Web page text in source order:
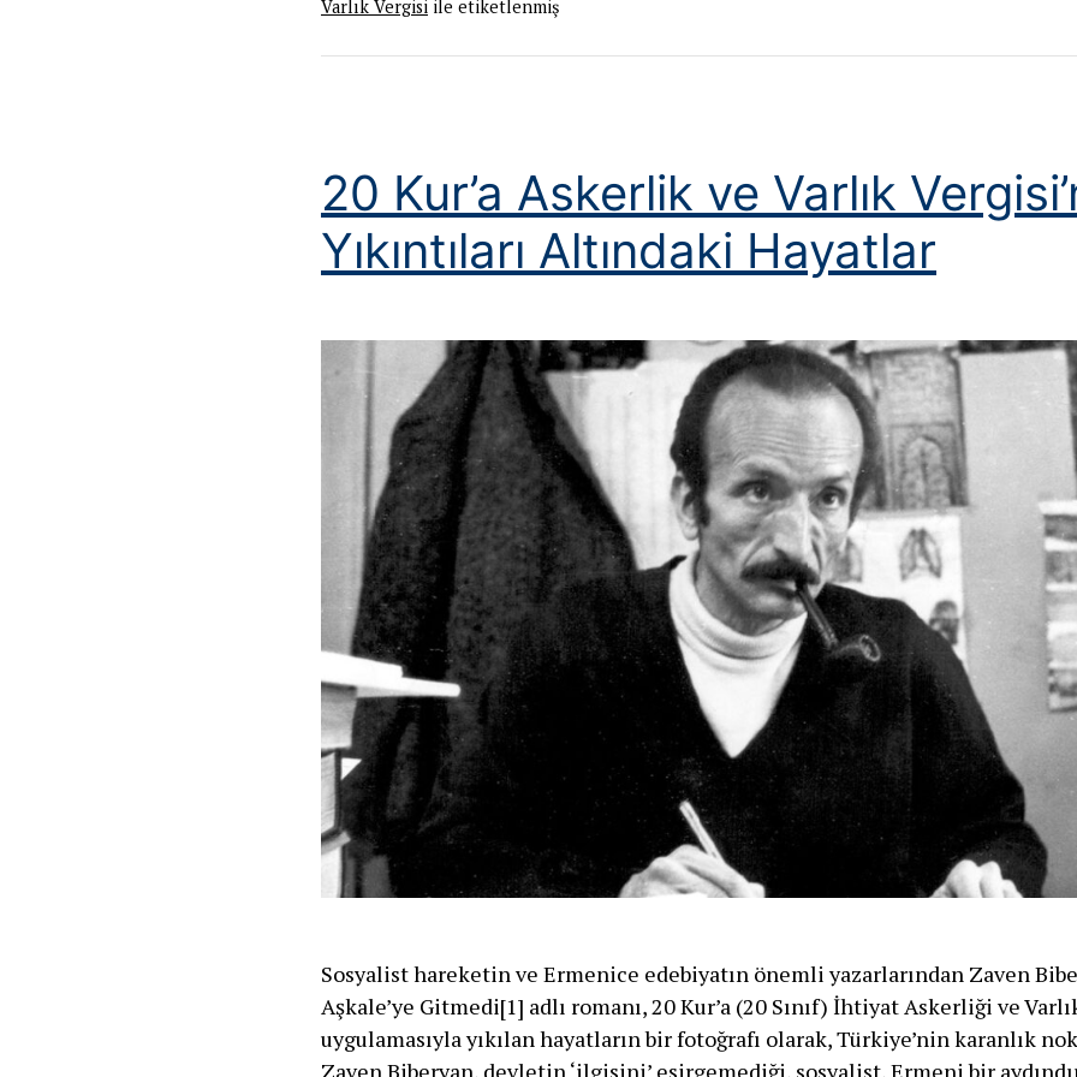
Varlık Vergisi ile etiketlenmiş
20 Kur’a Askerlik ve Varlık
Yıkıntıları Altındaki Hayatlar
Sosyalist hareketin ve Ermenice edebiyatın önemli yazarlarından Zaven
Aşkale’ye Gitmedi[1] adlı romanı, 20 Kur’a (20 Sınıf) İhtiyat Askerliği ve
uygulamasıyla yıkılan hayatların bir fotoğrafı olarak, Türkiye’nin karanlık
Zaven Biberyan, devletin ‘ilgisini’ esirgemediği, sosyalist, Ermeni bir